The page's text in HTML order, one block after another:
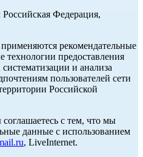
Федерация,
рекомендательные
предоставления
и анализа
пользователей сети
Российской
с тем, что мы
данные с использованием
, LiveInternet.